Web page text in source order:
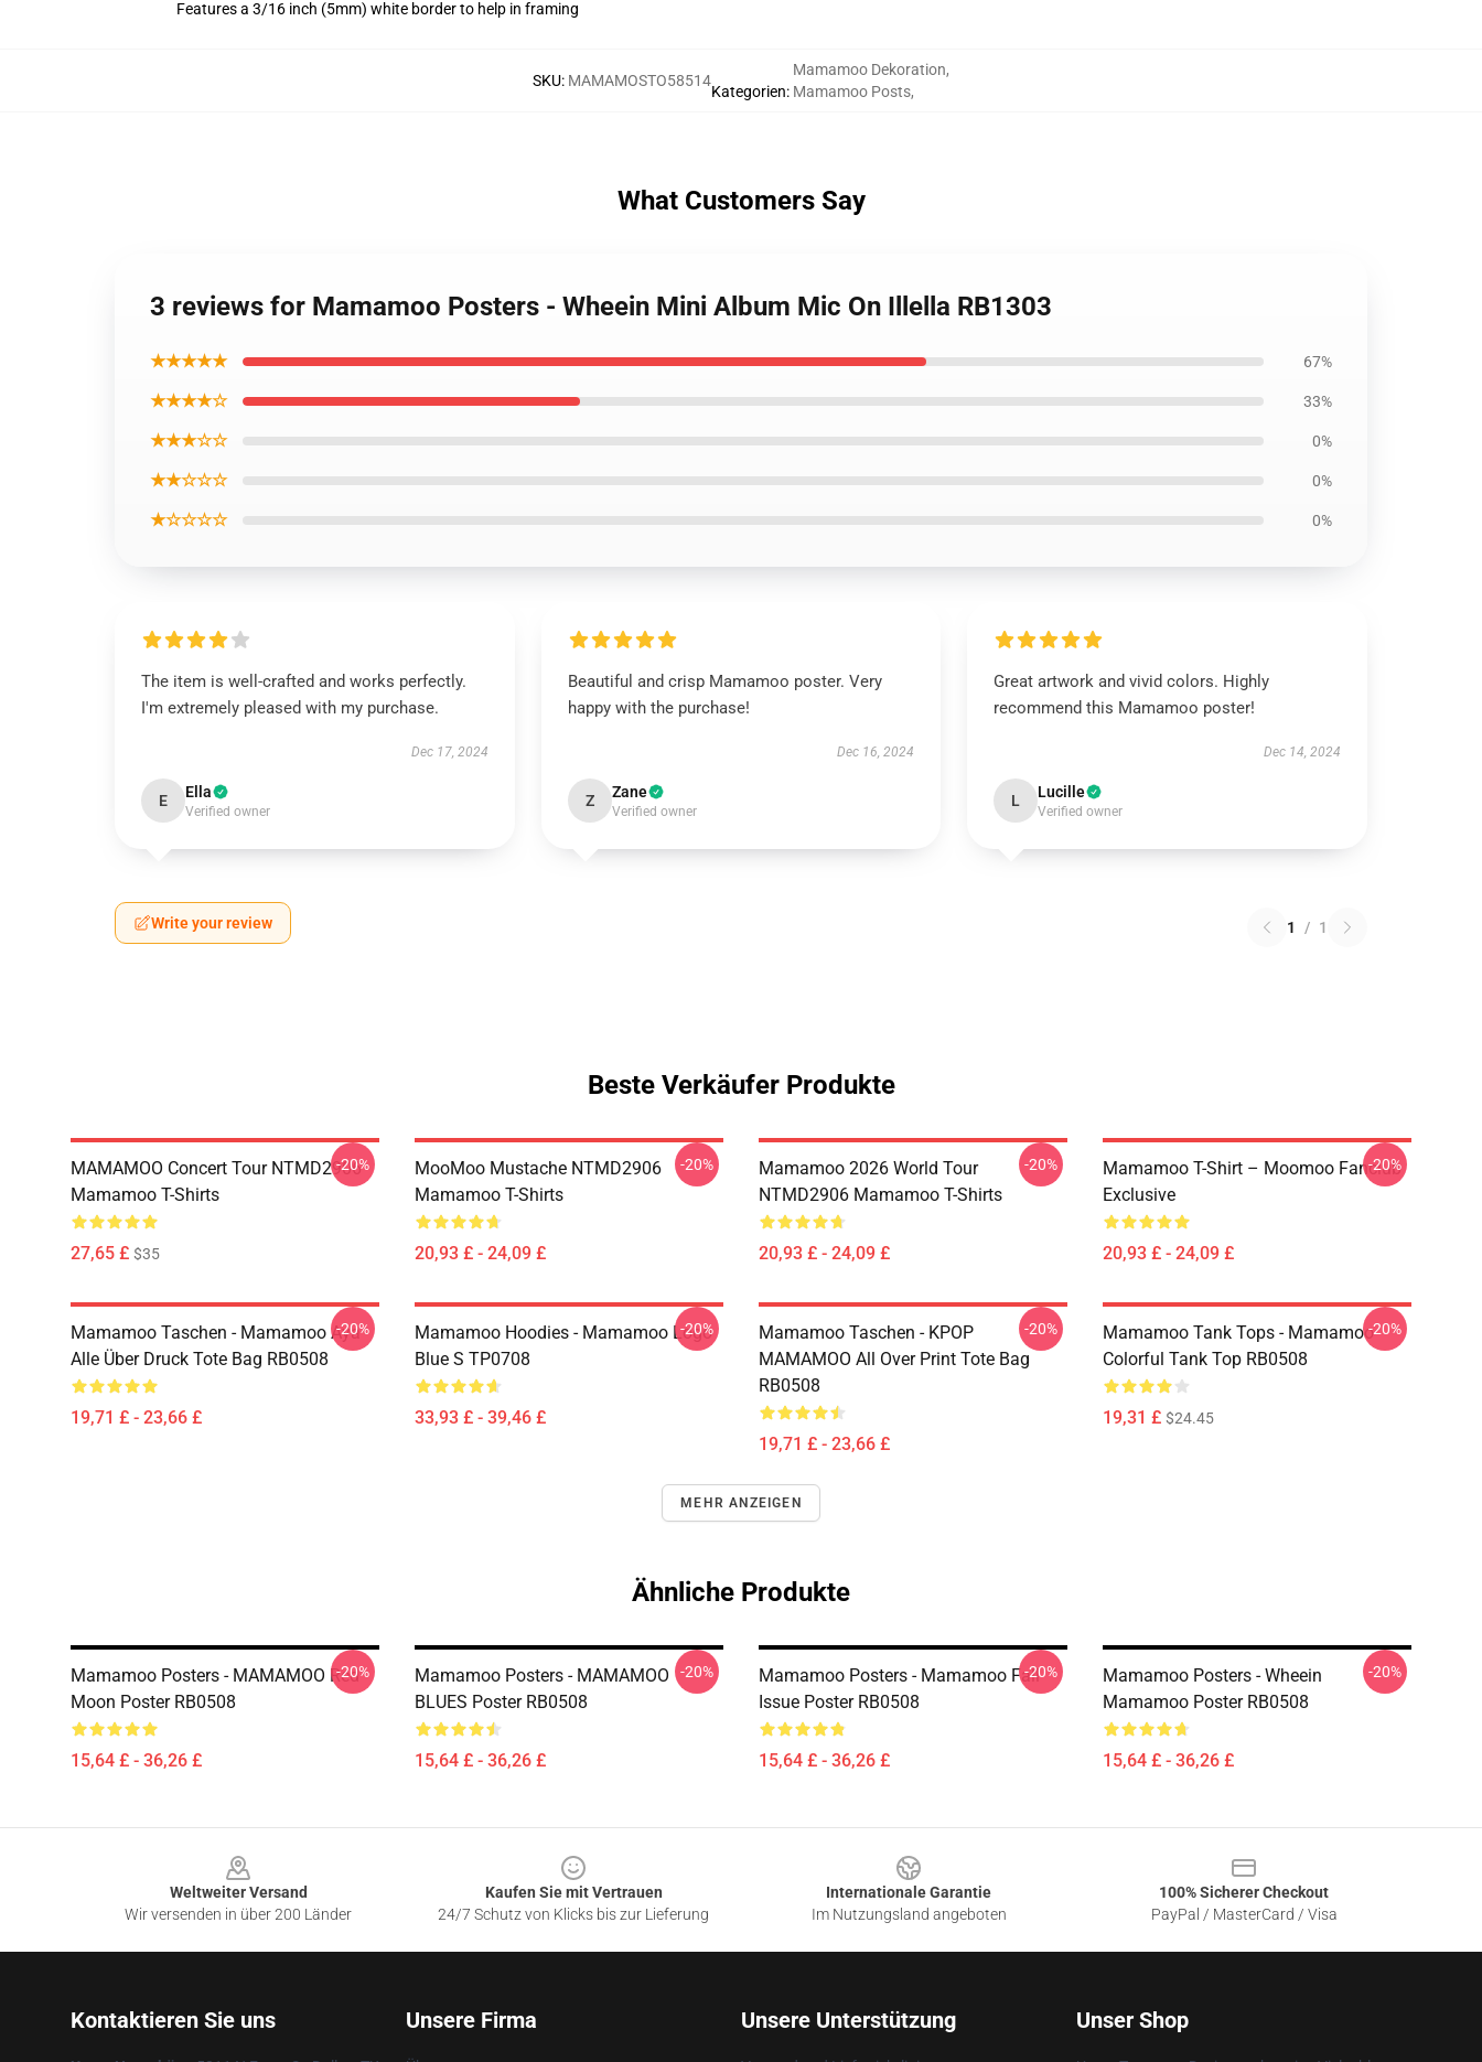
Features a 3/16 inch (5mm) white border to help in framing
SKU: MAMAMOSTO58514
Kategorien:
Mamamoo Dekoration,
Mamamoo Posts,
What Customers Say
3 reviews for Mamamoo Posters - Wheein Mini Album Mic On Illella RB1303
★★★★★ 67%
★★★★☆ 33%
★★★☆☆ 0%
★★☆☆☆ 0%
★☆☆☆☆ 0%
The item is well-crafted and works perfectly.
I'm extremely pleased with my purchase.
Dec 17, 2024
E Ella
Verified owner
Beautiful and crisp Mamamoo poster. Very
happy with the purchase!
Dec 16, 2024
Z Zane
Verified owner
Great artwork and vivid colors. Highly
recommend this Mamamoo poster!
Dec 14, 2024
L Lucille
Verified owner
Write your review 1 / 1
Beste Verkäufer Produkte
MAMAMOO Concert Tour NTMD2906
Mamamoo T-Shirts
27,65 £ $35
-20%
MooMoo Mustache NTMD2906
Mamamoo T-Shirts
20,93 £ - 24,09 £
-20%
Mamamoo 2026 World Tour
NTMD2906 Mamamoo T-Shirts
20,93 £ - 24,09 £
-20%
Mamamoo T-Shirt – Moomoo Fanclub
Exclusive
20,93 £ - 24,09 £
-20%
Mamamoo Taschen - Mamamoo Aya
Alle Über Druck Tote Bag RB0508
19,71 £ - 23,66 £
-20%
Mamamoo Hoodies - Mamamoo Logo
Blue S TP0708
33,93 £ - 39,46 £
-20%
Mamamoo Taschen - KPOP
MAMAMOO All Over Print Tote Bag
RB0508
19,71 £ - 23,66 £
-20%
Mamamoo Tank Tops - Mamamoo
Colorful Tank Top RB0508
19,31 £ $24.45
-20%
MEHR ANZEIGEN
Ähnliche Produkte
Mamamoo Posters - MAMAMOO Red
Moon Poster RB0508
15,64 £ - 36,26 £
-20%
Mamamoo Posters - MAMAMOO
BLUES Poster RB0508
15,64 £ - 36,26 £
-20%
Mamamoo Posters - Mamamoo Fall
Issue Poster RB0508
15,64 £ - 36,26 £
-20%
Mamamoo Posters - Wheein
Mamamoo Poster RB0508
15,64 £ - 36,26 £
-20%
Weltweiter Versand
Wir versenden in über 200 Länder
Kaufen Sie mit Vertrauen
24/7 Schutz von Klicks bis zur Lieferung
Internationale Garantie
Im Nutzungsland angeboten
100% Sicherer Checkout
PayPal / MasterCard / Visa
Kontaktieren Sie uns Unsere Firma Unsere Unterstützung Unser Shop